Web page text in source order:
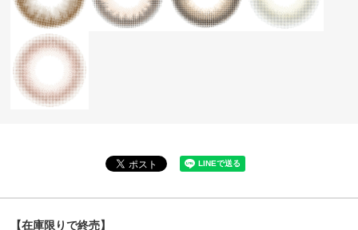
【在庫限りで終売】